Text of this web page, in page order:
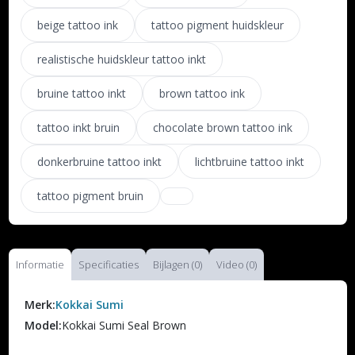
beige tattoo ink tattoo pigment huidskleur
realistische huidskleur tattoo inkt
bruine tattoo inkt brown tattoo ink
tattoo inkt bruin chocolate brown tattoo ink
donkerbruine tattoo inkt lichtbruine tattoo inkt
tattoo pigment bruin
Informatie Specificaties Bijlagen (0) Video (0)
Merk:Kokkai Sumi
Model:Kokkai Sumi Seal Brown